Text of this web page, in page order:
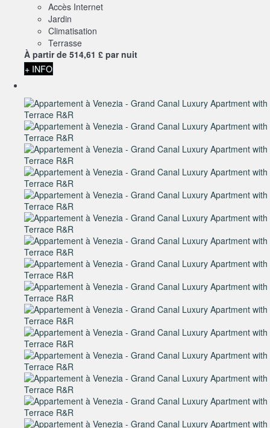
Accès Internet
Jardin
Climatisation
Terrasse
À partir de 514,61 £ par nuit
+ INFO